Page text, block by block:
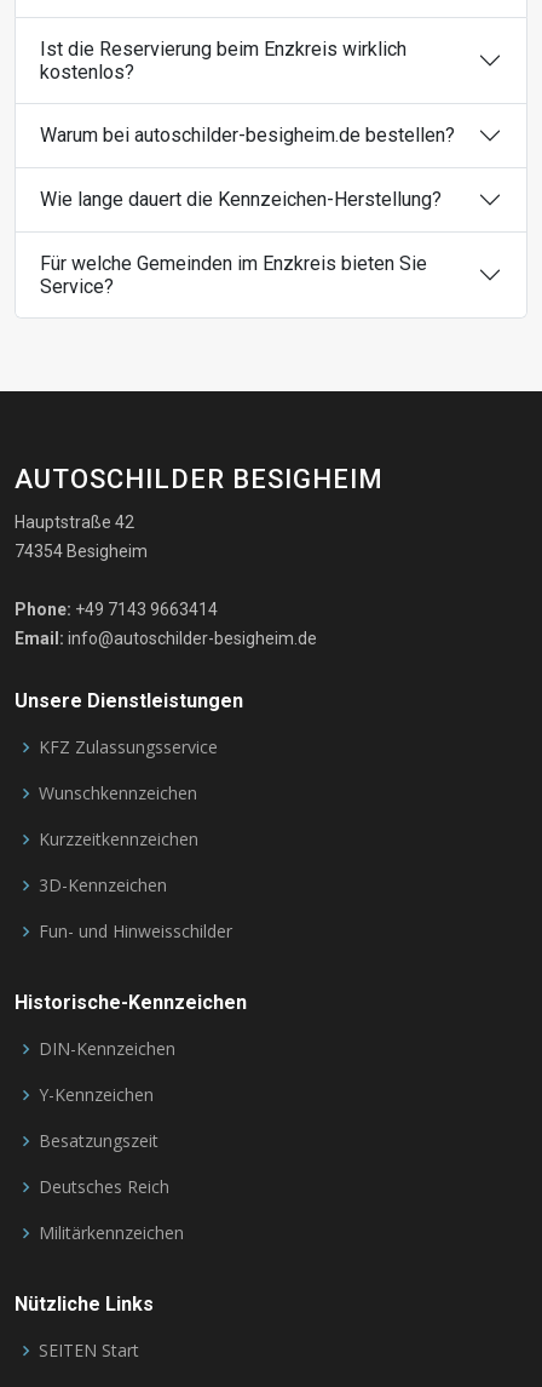
Ist die Reservierung beim Enzkreis wirklich
kostenlos?
Warum bei autoschilder-besigheim.de bestellen?
Wie lange dauert die Kennzeichen-Herstellung?
Für welche Gemeinden im Enzkreis bieten Sie
Service?
AUTOSCHILDER BESIGHEIM
Hauptstraße 42
74354 Besigheim
Phone: +49 7143 9663414
Email: info@autoschilder-besigheim.de
Unsere Dienstleistungen
KFZ Zulassungsservice
Wunschkennzeichen
Kurzzeitkennzeichen
3D-Kennzeichen
Fun- und Hinweisschilder
Historische-Kennzeichen
DIN-Kennzeichen
Y-Kennzeichen
Besatzungszeit
Deutsches Reich
Militärkennzeichen
Nützliche Links
SEITEN Start